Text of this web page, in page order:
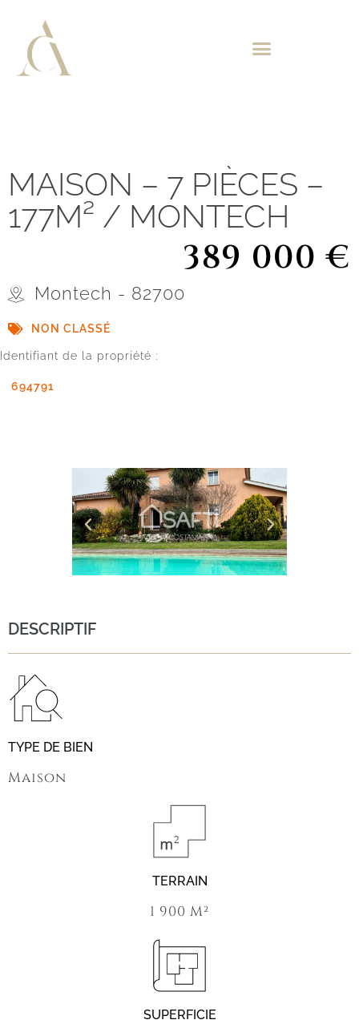
MAISON – 7 PIÈCES –
177M² / MONTECH
389 000 €
Montech - 82700
NON CLASSÉ
Identifiant de la propriété :
694791
DESCRIPTIF
TYPE DE BIEN
Maison
TERRAIN
1 900 M²
SUPERFICIE